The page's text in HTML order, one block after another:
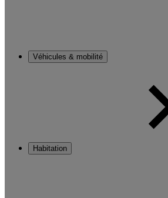
Véhicules & mobilité
Habitation